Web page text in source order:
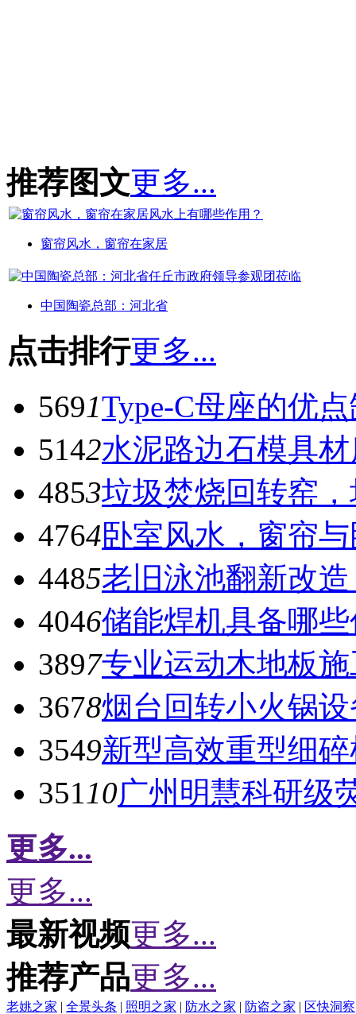
推荐图文更多...
窗帘风水，窗帘在家居
中国陶瓷总部：河北省
点击排行更多...
5691Type-C母座的优
5142水泥路边石模具
4853垃圾焚烧回转窑
4764卧室风水，窗帘
4485老旧泳池翻新改
4046储能焊机具备哪
3897专业运动木地板
3678烟台回转小火锅
3549新型高效重型细
35110广州明慧科研级
更多...
更多...
最新视频更多...
推荐产品更多...
老姚之家 | 全景头条 | 照明之家 | 防水之家 | 防盗之家 | 区快洞察